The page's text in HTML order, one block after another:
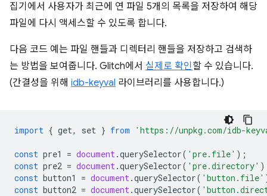
집기에서 사용자가 최근에 연 파일 5개의 목록을 저장하여 해당
파일에 다시 액세스할 수 있도록 합니다.
다음 코드 예는 파일 핸들과 디렉터리 핸들을 저장하고 검색하
는 방법을 보여줍니다. Glitch에서 실제로 확인할 수 있습니다.
(간결성을 위해 idb-keyval 라이브러리를 사용합니다.)
import { get, set } from 'https://unpkg.com/idb-
const pre1 = document.querySelector( 'pre.file' );
const pre2 = document.querySelector( 'pre.directory'
const button1 = document.querySelector( 'button.file'
const button2 = document.querySelector(